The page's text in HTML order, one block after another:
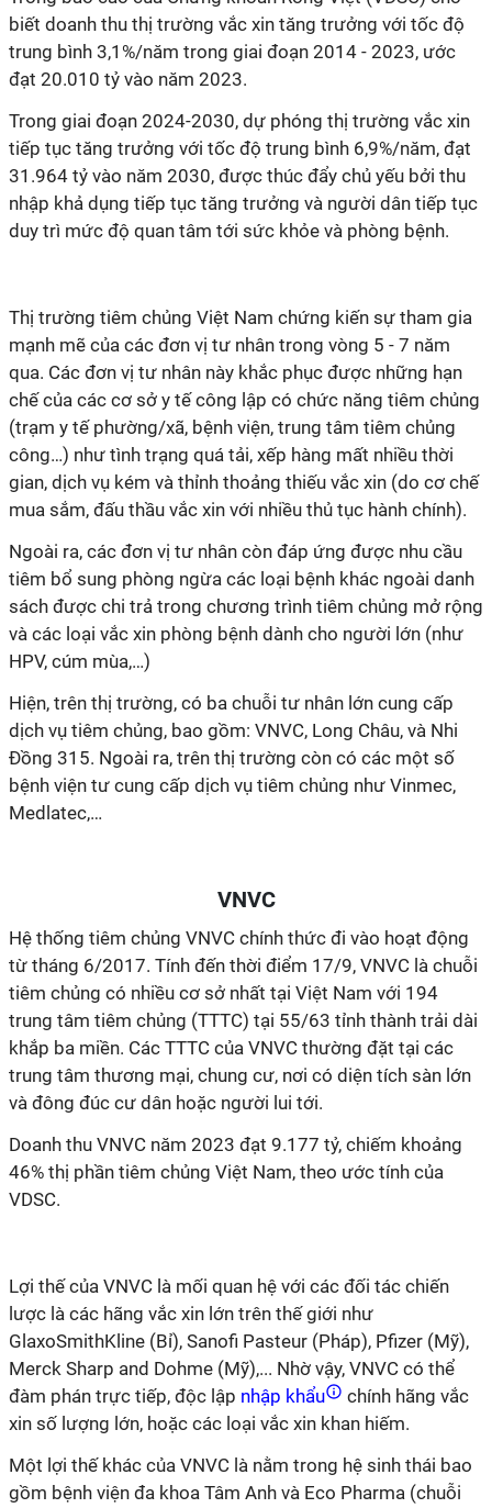
biết doanh thu thị trường vắc xin tăng trưởng với tốc độ
trung bình 3,1%/năm trong giai đoạn 2014 - 2023, ước
đạt 20.010 tỷ vào năm 2023.
Trong giai đoạn 2024-2030, dự phóng thị trường vắc xin
tiếp tục tăng trưởng với tốc độ trung bình 6,9%/năm, đạt
31.964 tỷ vào năm 2030, được thúc đẩy chủ yếu bởi thu
nhập khả dụng tiếp tục tăng trưởng và người dân tiếp tục
duy trì mức độ quan tâm tới sức khỏe và phòng bệnh.
Thị trường tiêm chủng Việt Nam chứng kiến sự tham gia
mạnh mẽ của các đơn vị tư nhân trong vòng 5 - 7 năm
qua. Các đơn vị tư nhân này khắc phục được những hạn
chế của các cơ sở y tế công lập có chức năng tiêm chủng
(trạm y tế phường/xã, bệnh viện, trung tâm tiêm chủng
công…) như tình trạng quá tải, xếp hàng mất nhiều thời
gian, dịch vụ kém và thỉnh thoảng thiếu vắc xin (do cơ chế
mua sắm, đấu thầu vắc xin với nhiều thủ tục hành chính).
Ngoài ra, các đơn vị tư nhân còn đáp ứng được nhu cầu
tiêm bổ sung phòng ngừa các loại bệnh khác ngoài danh
sách được chi trả trong chương trình tiêm chủng mở rộng
và các loại vắc xin phòng bệnh dành cho người lớn (như
HPV, cúm mùa,…)
Hiện, trên thị trường, có ba chuỗi tư nhân lớn cung cấp
dịch vụ tiêm chủng, bao gồm: VNVC, Long Châu, và Nhi
Đồng 315. Ngoài ra, trên thị trường còn có các một số
bệnh viện tư cung cấp dịch vụ tiêm chủng như Vinmec,
Medlatec,…
VNVC
Hệ thống tiêm chủng VNVC chính thức đi vào hoạt động
từ tháng 6/2017. Tính đến thời điểm 17/9, VNVC là chuỗi
tiêm chủng có nhiều cơ sở nhất tại Việt Nam với 194
trung tâm tiêm chủng (TTTC) tại 55/63 tỉnh thành trải dài
khắp ba miền. Các TTTC của VNVC thường đặt tại các
trung tâm thương mại, chung cư, nơi có diện tích sàn lớn
và đông đúc cư dân hoặc người lui tới.
Doanh thu VNVC năm 2023 đạt 9.177 tỷ, chiếm khoảng
46% thị phần tiêm chủng Việt Nam, theo ước tính của
VDSC.
Lợi thế của VNVC là mối quan hệ với các đối tác chiến
lược là các hãng vắc xin lớn trên thế giới như
GlaxoSmithKline (Bỉ), Sanofi Pasteur (Pháp), Pfizer (Mỹ),
Merck Sharp and Dohme (Mỹ),... Nhờ vậy, VNVC có thể
đàm phán trực tiếp, độc lập nhập khẩu
chính hãng vắc
xin số lượng lớn, hoặc các loại vắc xin khan hiếm.
Một lợi thế khác của VNVC là nằm trong hệ sinh thái bao
gồm bệnh viện đa khoa Tâm Anh và Eco Pharma (chuỗi